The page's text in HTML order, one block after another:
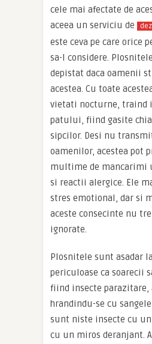
cele mai afectate de
aceea un serviciu de
este ceva pe care orice
sa-l considere.
depistat daca oamenii
acestea. Cu toate
vietati nocturne, traind
patului, fiind gasite
sipcilor. Desi nu
oamenilor, acestea pot
multime de mancarimi
si reactii alergice. Ele
stres emotional, dar si
aceste consecinte nu
ignorate.
Plosnitele sunt asadar
periculoase ca soarecii
fiind insecte parazitare,
hrandindu-se cu
sunt niste insecte cu
cu un miros deranjant.